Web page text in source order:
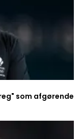
som afgørende